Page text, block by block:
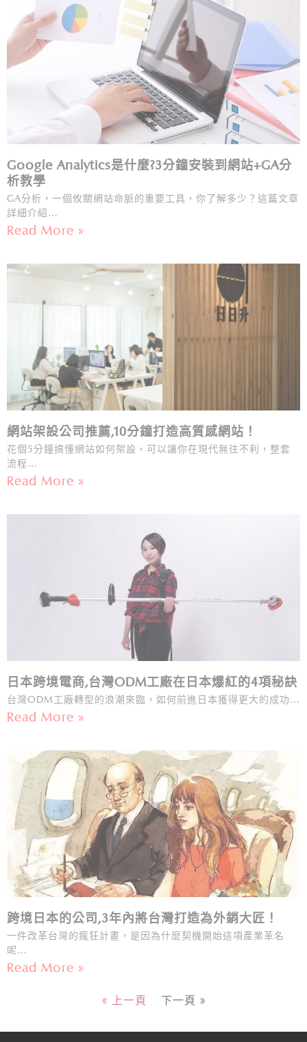
Google Analytics是什麼?3分鐘安裝到網站+GA分
析教學
GA分析，一個攸關網站命脈的重要工具，你了解多少？這篇文章
詳細介紹…
Read More »
網站架設公司推薦,10分鐘打造高質感網站！
花個5分鐘搞懂網站如何架設，可以讓你在現代無往不利，整套
流程…
Read More »
日本跨境電商,台灣ODM工廠在日本爆紅​的4項秘訣
台灣ODM工廠轉型的浪潮來臨，如何前進日本獲得更大的成功…
Read More »
跨境日本的公司,3年內將台灣打造為外銷大匠！
一件改革台灣的瘋狂計畫，是因為什麼契機開始這項產業革名
呢…
Read More »
« 上一頁 下一頁 »